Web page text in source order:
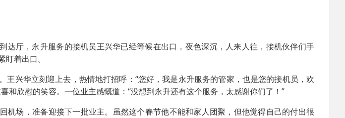
达厅，永升服务的接机员王兴华已经等候在出口，夜色深沉，人来人往，接机伙伴们手
着出口。
王兴华立刻迎上去，热情地打招呼：“您好，我是永升服务的管家，也是您的接机员，欢
和欣慰的笑容。一位业主感慨道：“没想到永升还有这个服务，太感谢你们了！”
机场，准备迎接下一批业主。虽然这个春节他不能和家人团聚，但他觉得自己的付出很